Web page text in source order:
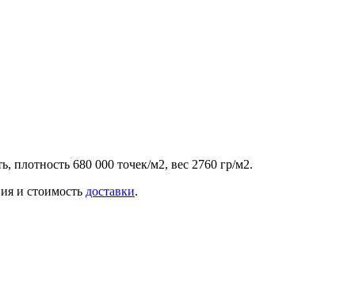
680 000 точек/м2, вес 2760 гр/м2.
и стоимость доставки.